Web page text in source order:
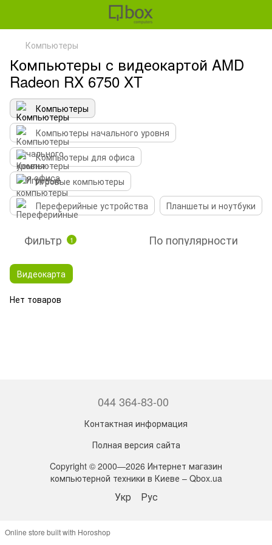
Компьютеры
Компьютеры с видеокартой AMD
Radeon RX 6750 XT
Компьютеры
Компьютеры начального уровня
Компьютеры для офиса
Игровые компьютеры
Переферийные устройства
Планшеты и ноутбуки
Фильтр 1 По популярности
Видеокарта
Нет товаров
044 364-83-00
Контактная информация
Полная версия сайта
Copyright © 2000—2026 Интернет магазин
компьютерной техники в Киеве – Qbox.ua
Укр Рус
Online store built with Horoshop